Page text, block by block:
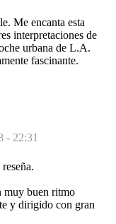
Me encanta esta
interpretaciones de
urbana de L.A.
fascinante.
- 22:31
muy buen ritmo
y dirigido con gran